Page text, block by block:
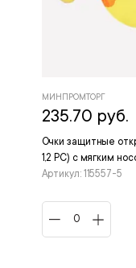
Очки защитные
1,2 PC) с мягким
Артикул: 115557-5
МИНПРОМТОРГ
235.70 руб.